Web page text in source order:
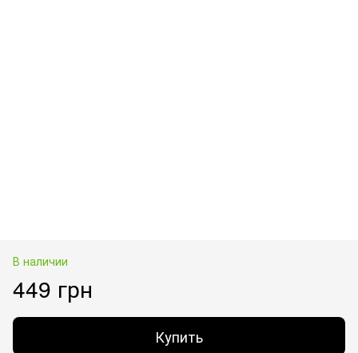
В наличии
449 грн
Купить